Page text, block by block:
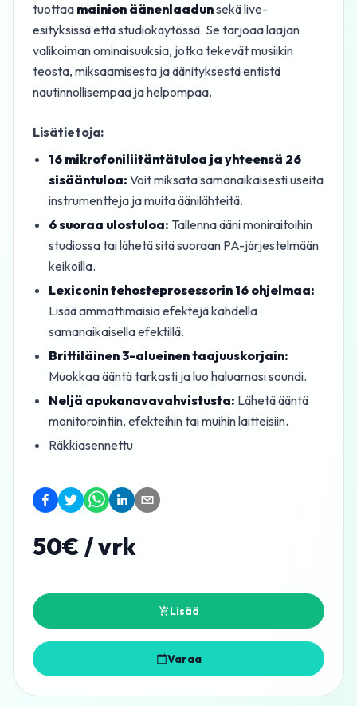
tuottaa mainion äänenlaadunsekä live-
esityksissä että studiokäytössä. Se tarjoaa laajan
valikoiman ominaisuuksia, jotka tekevät musiikin
teosta, miksaamisesta ja äänityksestä entistä
nautinnollisempaa ja helpompaa.
Lisätietoja:
16 mikrofoniliitäntätuloa ja yhteensä 26
sisääntuloa: Voit miksata samanaikaisesti useita
instrumentteja ja muita äänilähteitä.
6 suoraa ulostuloa: Tallenna ääni moniraitoihin
studiossa tai lähetä sitä suoraan PA-järjestelmään
keikoilla.
Lexiconin tehosteprosessorin 16 ohjelmaa:
Lisää ammattimaisia efektejä kahdella
samanaikaisella efektillä.
Brittiläinen 3-alueinen taajuuskorjain:
Muokkaa ääntä tarkasti ja luo haluamasi soundi.
Neljä apukanavavahvistusta: Lähetä ääntä
monitorointiin, efekteihin tai muihin laitteisiin.
Räkkiasennettu
50€ / vrk
Lisää
Varaa